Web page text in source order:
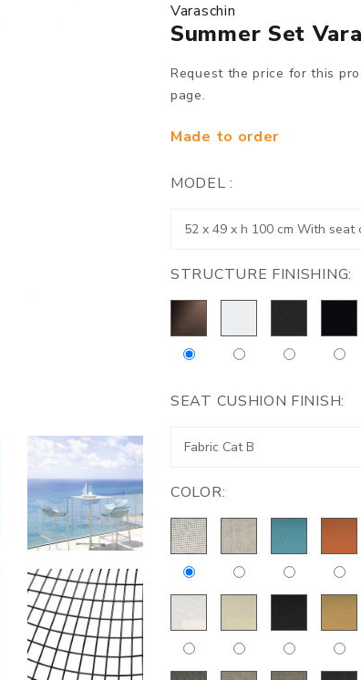
Varaschin
Summer Set
Request the price for this
page.
Made to order
MODEL :
STRUCTURE FINISHING:
SEAT CUSHION FINISH:
COLOR: